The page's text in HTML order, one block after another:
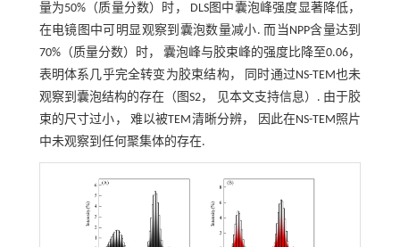
量为50%（质量分数）时， DLS图中囊泡峰强度显著降低，
在电镜图中可明显观察到囊泡数量减小. 而当NPP含量达到
70%（质量分数）时， 囊泡峰与胶束峰的强度比降至0.06，
表明体系几乎完全转变为胶束结构， 同时通过NS-TEM也未
观察到囊泡结构的存在（图S2， 见本文支持信息）. 由于胶
束的尺寸过小， 难以被TEM清晰分辨， 因此在NS-TEM照片
中未观察到任何聚集体的存在.